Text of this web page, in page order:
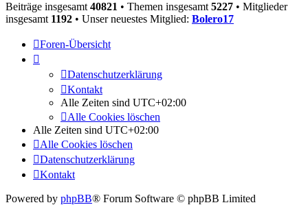
Beiträge insgesamt40821 • Themen insgesamt5227 • Mitglieder
insgesamt 1192 • Unser neuestes Mitglied: Bolero17
Foren-Übersicht
Datenschutzerklärung
Kontakt
Alle Zeiten sind UTC+02:00
Alle Cookies löschen
Alle Zeiten sind UTC+02:00
Alle Cookies löschen
Datenschutzerklärung
Kontakt
Powered by phpBB® Forum Software © phpBB Limited